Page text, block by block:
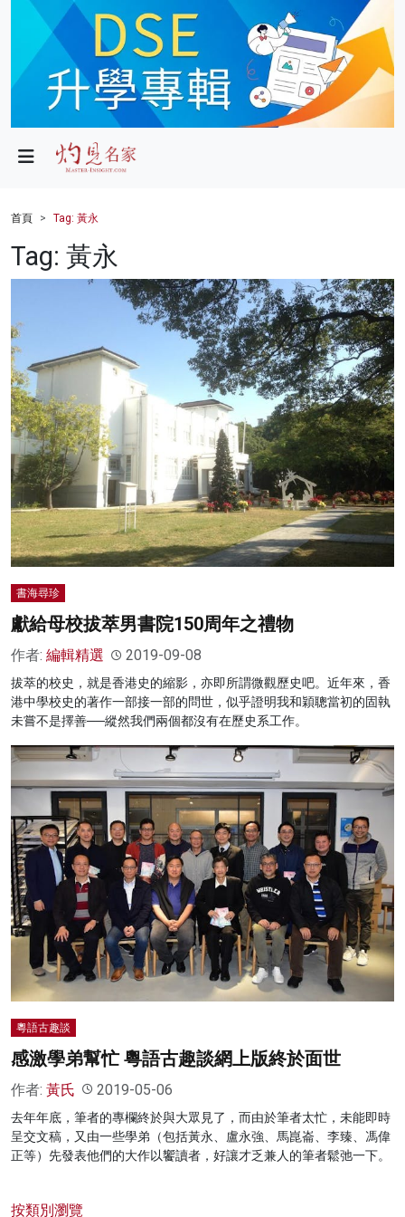
政局
財經
健康
科技
影片
名家榜
灼見活動
關於我們
首頁 Tag: 黃永
Tag: 黃永
書海尋珍
獻給母校拔萃男書院150周年之禮物
作者: 編輯精選 2019-09-08
拔萃的校史，就是香港史的縮影，亦即所謂微觀歷史吧。近年來，香
港中學校史的著作一部接一部的問世，似乎證明我和穎聰當初的固執
未嘗不是擇善──縱然我們兩個都沒有在歷史系工作。
粵語古趣談
感激學弟幫忙 粵語古趣談網上版終於面世
作者: 黃氏 2019-05-06
去年年底，筆者的專欄終於與大眾見了，而由於筆者太忙，未能即時
呈交文稿，又由一些學弟（包括黃永、盧永強、馬崑崙、李臻、馮偉
正等）先發表他們的大作以饗讀者，好讓才乏兼人的筆者鬆弛一下。
按類別瀏覽